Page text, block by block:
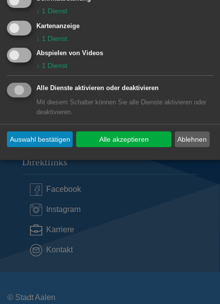
Rathaus Aalen
Marktplatz 30
73430 Aalen
07361 52-0
presseamt@aalen.de
Öffnungszeiten Rathaus Aalen
Subwebs
Direktlinks
Facebook
Instagram
Karriere
Kontakt
© Stadt Aalen
↓ 1 Dienst
Kartenanzeige
↓ 1 Dienst
Abspielen von Videos
↓ 1 Dienst
Alle Dienste aktivieren oder deaktivieren
Mit diesem Schalter können Sie alle Dienste aktivieren oder
deaktivieren.
Ablehnen
Auswahl bestätigen Alle akzeptieren